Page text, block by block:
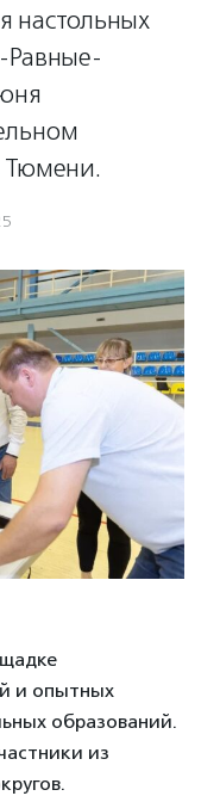
настольных
Равные-
Тюмени.
и опытных
образований.
из